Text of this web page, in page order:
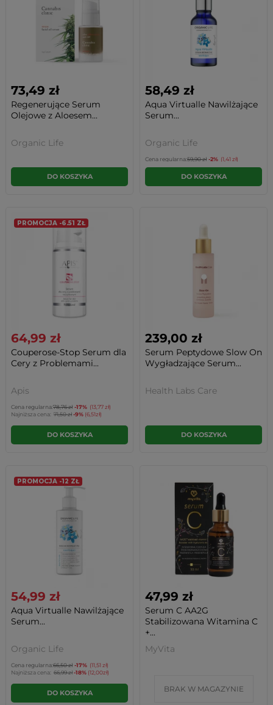
73,49 zł
Regenerujące Serum
Olejowe z Aloesem...
Organic Life
DO KOSZYKA
58,49 zł
Aqua Virtualle Nawilżające
Serum...
Organic Life
Cena regularna:59,90 zł -2% (1,41 zł)
DO KOSZYKA
PROMOCJA -6.51 ZŁ
64,99 zł
Couperose-Stop Serum dla
Cery z Problemami...
Apis
Cena regularna:78,76 zł -17% (13,77 zł)
Najniższa cena: 71,50 zł-9% (6,51zł)
DO KOSZYKA
239,00 zł
Serum Peptydowe Slow On
Wygładzające Serum...
Health Labs Care
DO KOSZYKA
PROMOCJA -12 ZŁ
54,99 zł
Aqua Virtualle Nawilżające
Serum...
Organic Life
Cena regularna:66,50 zł -17% (11,51 zł)
Najniższa cena: 66,99 zł-18% (12,00zł)
DO KOSZYKA
47,99 zł
Serum C AA2G
Stabilizowana Witamina C
+...
MyVita
BRAK W MAGAZYNIE